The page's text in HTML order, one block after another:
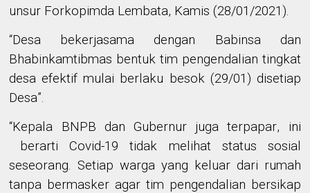
unsur Forkopimda Lembata, Kamis (28/01/2021).
“Desa bekerjasama dengan Babinsa dan
Bhabinkamtibmas bentuk tim pengendalian tingkat
desa efektif mulai berlaku besok (29/01) disetiap
Desa”.
“Kepala BNPB dan Gubernur juga terpapar, ini
berarti Covid-19 tidak melihat status sosial
seseorang. Setiap warga yang keluar dari rumah
tanpa bermasker agar tim pengendalian bersikap